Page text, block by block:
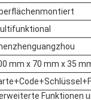
mm x 70 mm x 35
Funktionen